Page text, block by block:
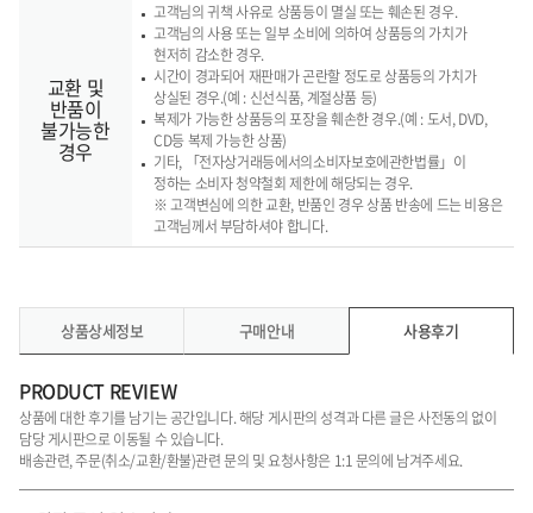
교환 및
반품이
불가능한
경우
고객님의 귀책 사유로 상품등이 멸실 또는 훼손된 경우.
고객님의 사용 또는 일부 소비에 의하여 상품등의 가치가
현저히 감소한 경우.
시간이 경과되어 재판매가 곤란할 정도로 상품등의 가치가
상실된 경우.(예 : 신선식품, 계절상품 등)
복제가 가능한 상품등의 포장을 훼손한 경우.(예 : 도서, DVD,
CD등 복제 가능한 상품)
기타, 「전자상거래등에서의소비자보호에관한법률」이
정하는 소비자 청약철회 제한에 해당되는 경우.
※ 고객변심에 의한 교환, 반품인 경우 상품 반송에 드는 비용은
고객님께서 부담하셔야 합니다.
상품상세정보 구매안내 사용후기
PRODUCT REVIEW
상품에 대한 후기를 남기는 공간입니다. 해당 게시판의 성격과 다른 글은 사전동의 없이
담당 게시판으로 이동될 수 있습니다.
배송관련, 주문(취소/교환/환불)관련 문의 및 요청사항은 1:1 문의에 남겨주세요.